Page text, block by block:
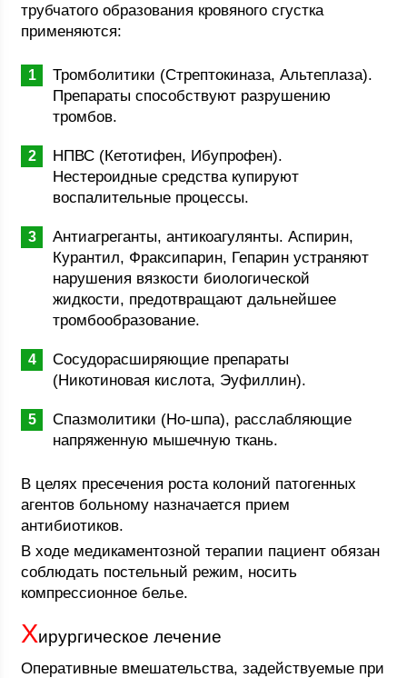
трубчатого образования кровяного сгустка
применяются:
Тромболитики (Стрептокиназа, Альтеплаза).
Препараты способствуют разрушению
тромбов.
НПВС (Кетотифен, Ибупрофен).
Нестероидные средства купируют
воспалительные процессы.
Антиагреганты, антикоагулянты. Аспирин,
Курантил, Фраксипарин, Гепарин устраняют
нарушения вязкости биологической
жидкости, предотвращают дальнейшее
тромбообразование.
Сосудорасширяющие препараты
(Никотиновая кислота, Эуфиллин).
Спазмолитики (Но-шпа), расслабляющие
напряженную мышечную ткань.
В целях пресечения роста колоний патогенных
агентов больному назначается прием
антибиотиков.
В ходе медикаментозной терапии пациент обязан
соблюдать постельный режим, носить
компрессионное белье.
Хирургическое лечение
Оперативные вмешательства, задействуемые при